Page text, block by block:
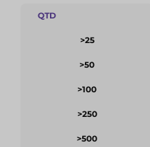
QTD
>25
>50
>100
>250
>500